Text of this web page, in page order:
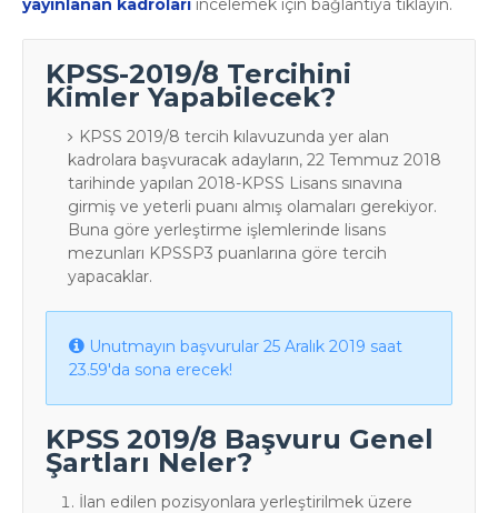
yayınlanan kadroları incelemek için bağlantıya tıklayın.
KPSS-2019/8 Tercihini
Kimler Yapabilecek?
KPSS 2019/8 tercih kılavuzunda yer alan
kadrolara başvuracak adayların, 22 Temmuz 2018
tarihinde yapılan 2018-KPSS Lisans sınavına
girmiş ve yeterli puanı almış olamaları gerekiyor.
Buna göre yerleştirme işlemlerinde lisans
mezunları KPSSP3 puanlarına göre tercih
yapacaklar.
Unutmayın başvurular 25 Aralık 2019 saat
23.59'da sona erecek!
KPSS 2019/8 Başvuru Genel
Şartları Neler?
İlan edilen pozisyonlara yerleştirilmek üzere